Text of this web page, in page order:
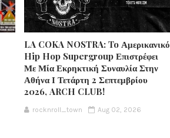
LA COKA NOSTRA: To Αμερικανικό
Hip Hop Supergroup Επιστρέφει
Με Μία Εκρηκτική Συναυλία Στην
Αθήνα Ι Τετάρτη 2 Σεπτεμβρίου
2026, ARCH CLUB!
rocknroll_town Aug 02, 2026